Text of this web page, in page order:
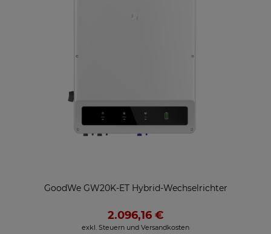
GoodWe GW20K-ET Hybrid-Wechselrichter
2.096,16 €
exkl. Steuern und Versandkosten